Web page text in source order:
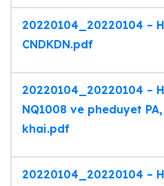
20220104_20220104 –
CNDKDN.pdf
20220104_20220104 –
NQ1008 ve pheduyet
khai.pdf
20220104_20220104 –